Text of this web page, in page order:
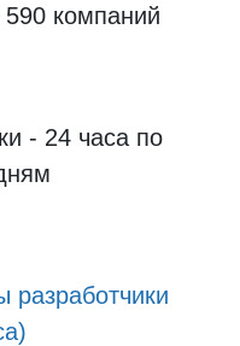
компаний
- 24 часа по
разработчики